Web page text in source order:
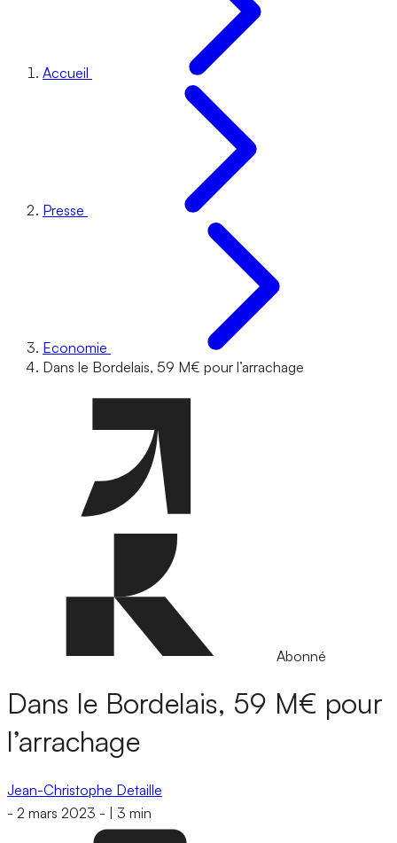
Accueil
Presse
Economie
Dans le Bordelais, 59 M€ pour l’arrachage
Abonné
Dans le Bordelais, 59 M€ pour
l’arrachage
Jean-Christophe Detaille
- 2 mars 2023 - 3 min